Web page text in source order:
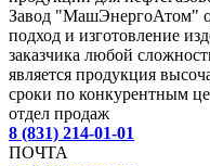
Завод "МашЭнергоАтом"
подход и изготовление
заказчика любой
является продукция
сроки по конкурентным
отдел продаж
8 (831) 214-01-01
ПОЧТА